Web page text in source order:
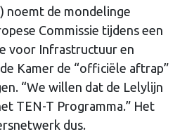
noemt de mondelinge
Commissie tijdens een
voor Infrastructuur en
Kamer de “officiële aftrap”
“We willen dat de Lelylijn
TEN-T Programma.” Het
dus.